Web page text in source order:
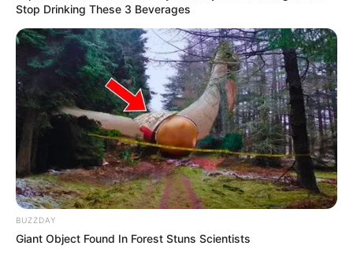
Stop Drinking These 3 Beverages
BUZZDAY
Giant Object Found In Forest Stuns Scientists